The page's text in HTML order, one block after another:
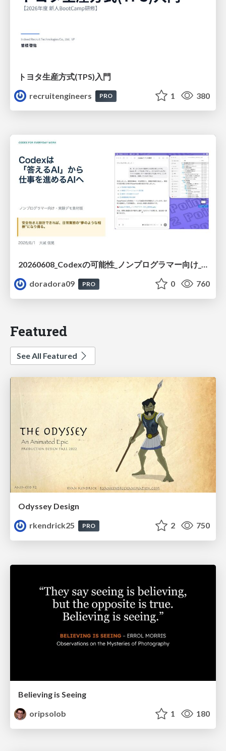
トヨタ⽣産⽅式(TPS)⼊⾨
recruitengineers
PRO 1 380
20260608_Codexの可能性_ノンプログラマー向け_大城追記
doradora09
PRO 0 760
Featured
See All Featured
Odyssey Design
rkendrick25
PRO 2 750
Believing is Seeing
oripsolob
1 180